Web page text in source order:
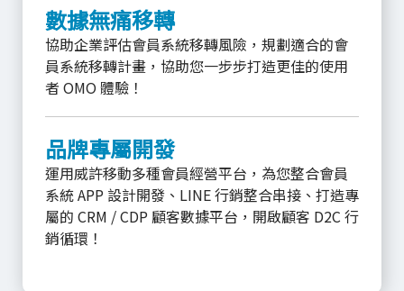
數據無痛移轉
協助企業評估會員系統移轉風險，規劃適合的會
員系統移轉計畫，協助您一步步打造更佳的使用
者 OMO 體驗！
品牌專屬開發
運用威許移動多種會員經營平台，為您整合會員
系統 APP 設計開發、LINE 行銷整合串接、打造專
屬的 CRM / CDP 顧客數據平台，開啟顧客 D2C 行
銷循環！